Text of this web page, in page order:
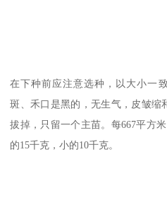
在下种前应注意选种，以大小一
斑、禾口是黑的，无生气，皮皱缩
拔掉，只留一个主苗。每667平方
的15千克，小的10千克。